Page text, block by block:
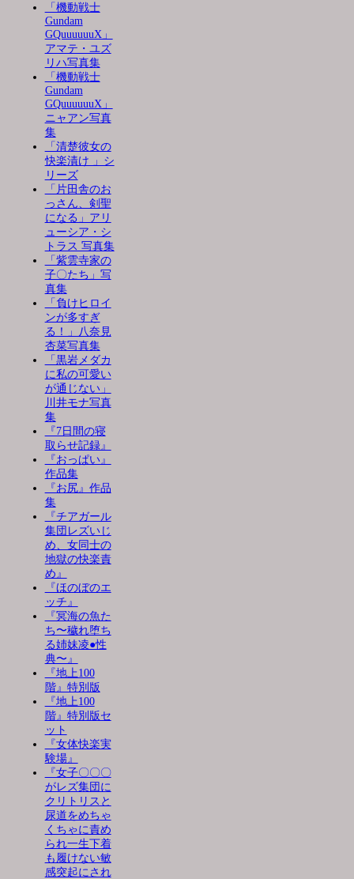
「機動戦士
Gundam
GQuuuuuuX」
アマテ・ユズ
リハ写真集
「機動戦士
Gundam
GQuuuuuuX」
ニャアン写真
集
「清楚彼女の
快楽漬け 」シ
リーズ
「片田舎のお
っさん、剣聖
になる」アリ
ューシア・シ
トラス 写真集
「紫雲寺家の
子〇たち」写
真集
「負けヒロイ
ンが多すぎ
る！」八奈見
杏菜写真集
「黒岩メダカ
に私の可愛い
が通じない」
川井モナ写真
集
『7日間の寝
取らせ記録』
『おっぱい』
作品集
『お尻』作品
集
『チアガール
集団レズいじ
め、女同士の
地獄の快楽責
め』
『ほのぼのエ
ッチ』
『冥海の魚た
ち〜穢れ堕ち
る姉妹凌●性
典〜』
『地上100
階』特別版
『地上100
階』特別版セ
ット
『女体快楽実
験場』
『女子〇〇〇
がレズ集団に
クリトリスと
尿道をめちゃ
くちゃに責め
られ一生下着
も履けない敏
感突起にされ